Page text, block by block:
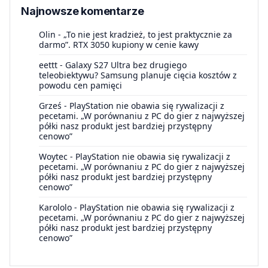
Najnowsze komentarze
Olin - „To nie jest kradzież, to jest praktycznie za
darmo”. RTX 3050 kupiony w cenie kawy
eettt - Galaxy S27 Ultra bez drugiego
teleobiektywu? Samsung planuje cięcia kosztów z
powodu cen pamięci
Grześ - PlayStation nie obawia się rywalizacji z
pecetami. „W porównaniu z PC do gier z najwyższej
półki nasz produkt jest bardziej przystępny
cenowo”
Woytec - PlayStation nie obawia się rywalizacji z
pecetami. „W porównaniu z PC do gier z najwyższej
półki nasz produkt jest bardziej przystępny
cenowo”
Karololo - PlayStation nie obawia się rywalizacji z
pecetami. „W porównaniu z PC do gier z najwyższej
półki nasz produkt jest bardziej przystępny
cenowo”